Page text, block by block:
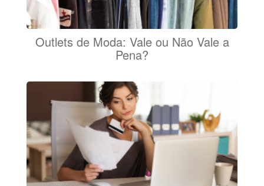
Outlets de Moda: Vale ou Não Vale a
Pena?